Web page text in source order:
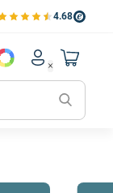
4.68
Bekijk de verfplaza
Account
Mijn
Mijn
Mijn
Naar